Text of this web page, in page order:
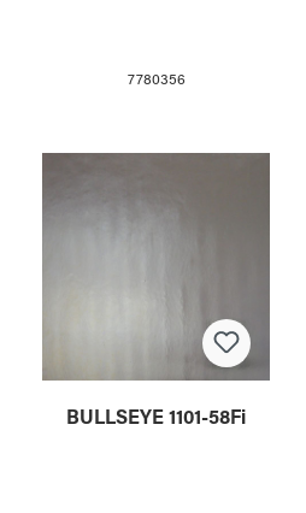
7780356
BULLSEYE 1101-58Fi